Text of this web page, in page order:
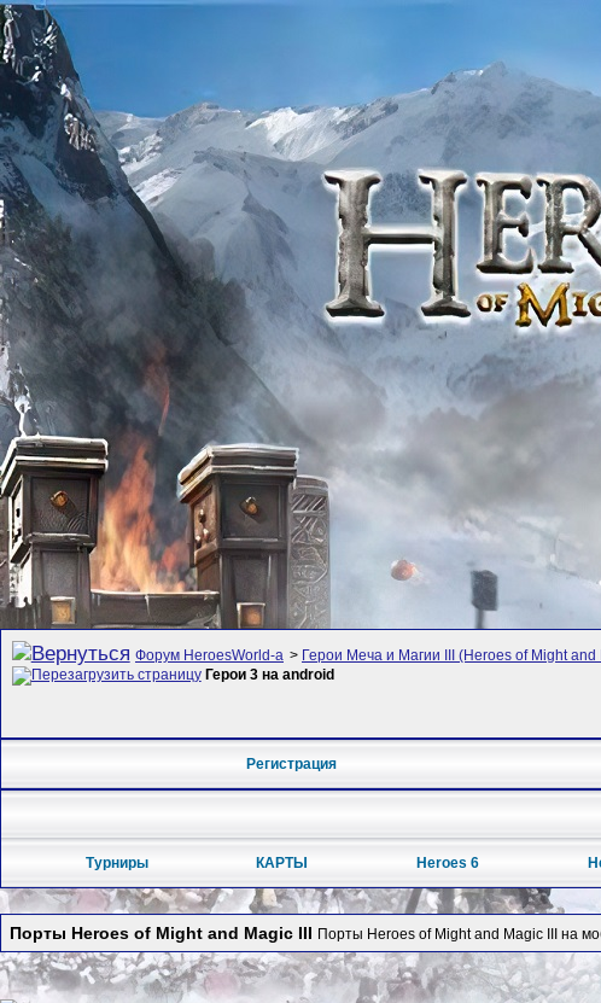
Форум HeroesWorld-а > Герои Меча и Магии III (Heroes of Might and
Герои 3 на android
Регистрация
Турниры КАРТЫ Heroes 6
Порты Heroes of Might and Magic III Порты Heroes of Might and Magic III на